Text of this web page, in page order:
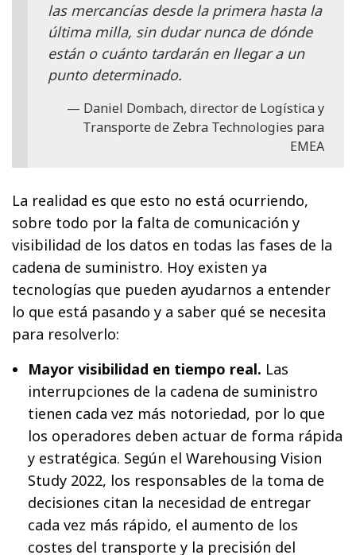
las mercancías desde la primera hasta la
última milla, sin dudar nunca de dónde
están o cuánto tardarán en llegar a un
punto determinado.
Daniel Dombach, director de Logística y
Transporte de Zebra Technologies para
EMEA
La realidad es que esto no está ocurriendo,
sobre todo por la falta de comunicación y
visibilidad de los datos en todas las fases de la
cadena de suministro. Hoy existen ya
tecnologías que pueden ayudarnos a entender
lo que está pasando y a saber qué se necesita
para resolverlo:
Mayor visibilidad en tiempo real. Las
interrupciones de la cadena de suministro
tienen cada vez más notoriedad, por lo que
los operadores deben actuar de forma rápida
y estratégica. Según el Warehousing Vision
Study 2022, los responsables de la toma de
decisiones citan la necesidad de entregar
cada vez más rápido, el aumento de los
costes del transporte y la precisión del